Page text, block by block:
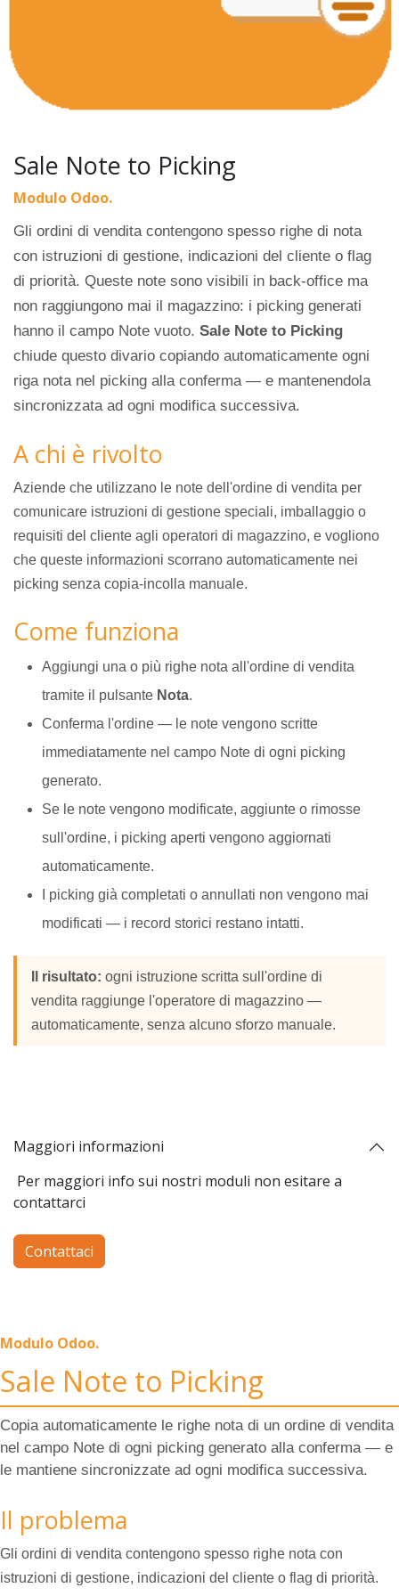
Sale Note to Picking
Modulo Odoo.
Gli ordini di vendita contengono spesso righe di nota
con istruzioni di gestione, indicazioni del cliente o flag
di priorità. Queste note sono visibili in back-office ma
non raggiungono mai il magazzino: i picking generati
hanno il campo Note vuoto. Sale Note to Picking
chiude questo divario copiando automaticamente ogni
riga nota nel picking alla conferma — e mantenendola
sincronizzata ad ogni modifica successiva.
A chi è rivolto
Aziende che utilizzano le note dell'ordine di vendita per
comunicare istruzioni di gestione speciali, imballaggio o
requisiti del cliente agli operatori di magazzino, e vogliono
che queste informazioni scorrano automaticamente nei
picking senza copia-incolla manuale.
Come funziona
Aggiungi una o più righe nota all'ordine di vendita
tramite il pulsante Nota.
Conferma l'ordine — le note vengono scritte
immediatamente nel campo Note di ogni picking
generato.
Se le note vengono modificate, aggiunte o rimosse
sull'ordine, i picking aperti vengono aggiornati
automaticamente.
I picking già completati o annullati non vengono mai
modificati — i record storici restano intatti.
Il risultato: ogni istruzione scritta sull'ordine di
vendita raggiunge l'operatore di magazzino —
automaticamente, senza alcuno sforzo manuale.
Maggiori informazioni
Per maggiori info sui nostri moduli non esitare a
contattarci
Contattaci
Modulo Odoo.
Sale Note to Picking
Copia automaticamente le righe nota di un ordine di vendita
nel campo Note di ogni picking generato alla conferma — e
le mantiene sincronizzate ad ogni modifica successiva.
Il problema
Gli ordini di vendita contengono spesso righe nota con
istruzioni di gestione, indicazioni del cliente o flag di priorità.